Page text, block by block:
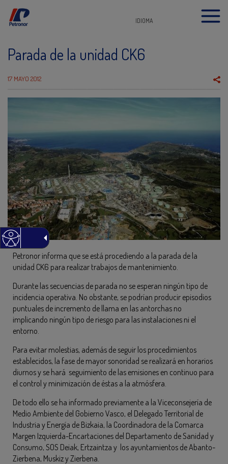
IDIOMA
Parada de la unidad CK6
17 MAYO 2012
Petronor informa que se está procediendo a la parada de la
unidad CK6 para realizar trabajos de mantenimiento.
Durante las secuencias de parada no se esperan ningún tipo de
incidencia operativa. No obstante, se podrían producir episodios
puntuales de incremento de llama en las antorchas no
implicando ningún tipo de riesgo para las instalaciones ni el
entorno.
Para evitar molestias, además de seguir los procedimientos
establecidos, la fase de mayor sonoridad se realizará en horarios
diurnos y se hará seguimiento de las emisiones en continuo para
el control y minimización de éstas a la atmósfera.
De todo ello se ha informado previamente a la Viceconsejería de
Medio Ambiente del Gobierno Vasco, el Delegado Territorial de
Industria y Energía de Bizkaia, la Coordinadora de la Comarca
Margen Izquierda-Encartaciones del Departamento de Sanidad y
Consumo, SOS Deiak, Ertzaintza y los ayuntamientos de Abanto-
Zierbena, Muskiz y Zierbena.